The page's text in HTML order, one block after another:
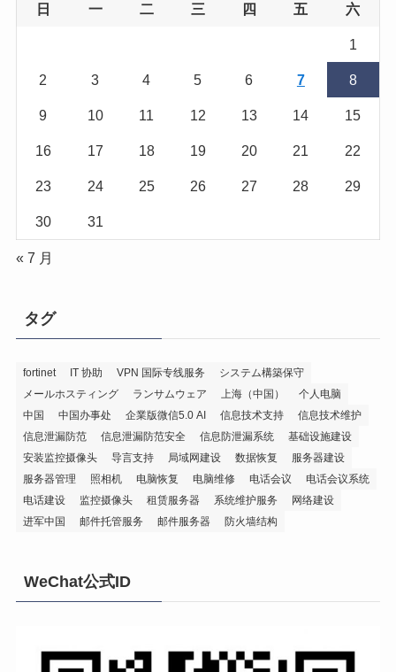
日 一 二 三 四 五 六
1
2 3 4 5 6 7 8
9 10 11 12 13 14 15
16 17 18 19 20 21 22
23 24 25 26 27 28 29
30 31
« 7 月
タグ
fortinet IT 协助 VPN 国际专线服务
システム構築保守
メールホスティング
ランサムウェア 上海（中国）
个人电脑
中国
中国办事处 企業版微信5.0 AI 信息技术支持
信息技术维护
信息泄漏防范
信息泄漏防范安全 信息防泄漏系统
基础设施建设
安装监控摄像头
导言支持 局域网建设 数据恢复
服务器建设
服务器管理
照相机 电脑恢复 电脑维修 电话会议
电话会议系统
电话建设
监控摄像头 租赁服务器 系统维护服务
网络建设
进军中国
邮件托管服务 邮件服务器 防火墙结构
WeChat公式ID